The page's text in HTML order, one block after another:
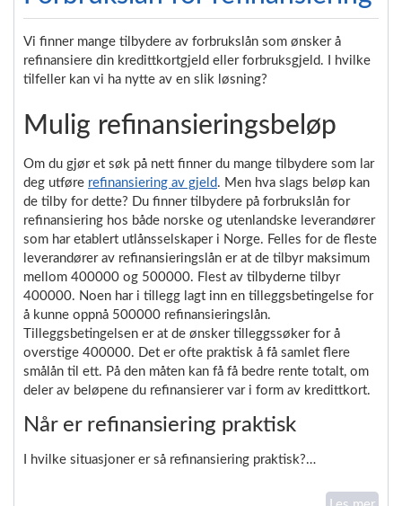
Vi finner mange tilbydere av forbrukslån som ønsker å
refinansiere din kredittkortgjeld eller forbruksgjeld. I hvilke
tilfeller kan vi ha nytte av en slik løsning?
Mulig refinansieringsbeløp
Om du gjør et søk på nett finner du mange tilbydere som lar
deg utføre refinansiering av gjeld . Men hva slags beløp kan
de tilby for dette? Du finner tilbydere på forbrukslån for
refinansiering hos både norske og utenlandske leverandører
som har etablert utlånsselskaper i Norge. Felles for de fleste
leverandører av refinansieringslån er at de tilbyr maksimum
mellom 400000 og 500000. Flest av tilbyderne tilbyr
400000. Noen har i tillegg lagt inn en tilleggsbetingelse for
å kunne oppnå 500000 refinansieringslån.
Tilleggsbetingelsen er at de ønsker tilleggssøker for å
overstige 400000. Det er ofte praktisk å få samlet flere
smålån til ett. På den måten kan få få bedre rente totalt, om
deler av beløpene du refinansierer var i form av kredittkort.
Når er refinansiering praktisk
I hvilke situasjoner er så refinansiering praktisk?…